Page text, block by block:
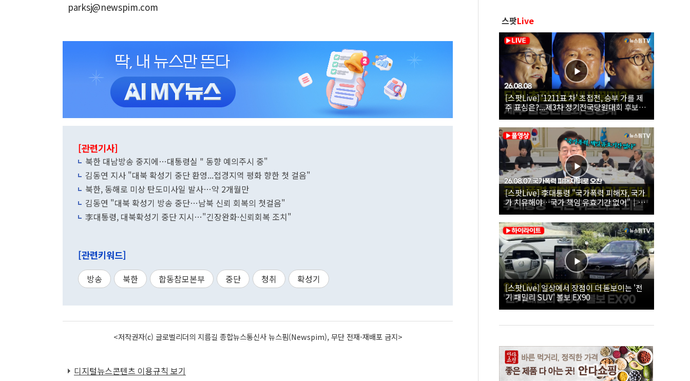
parksj@newspim.com
[관련기사]
북한 대남방송 중지에…대통령실 " 동향 예의주시 중"
김동연 지사 "대북 확성기 중단 환영...접경지역 평화 향한 첫 걸음"
북한, 동해로 미상 탄도미사일 발사…약 2개월만
김동연 "대북 확성기 방송 중단…남북 신뢰 회복의 첫걸음"
李대통령, 대북확성기 중단 지시…"긴장완화·신뢰회복 조치"
[관련키워드]
방송 북한 합동참모본부 중단 청취 확성기
<저작권자(c) 글로벌리더의 지름길 종합뉴스통신사 뉴스핌(Newspim), 무단 전재-재배포 금지>
디지털뉴스콘텐츠 이용규칙 보기
스팟Live
[스팟Live] ‘1211표 차’ 초접전, 승부 가를 제
주 표심은?...제3차 정기전국당원대회 후보자
제주 합동연설회 생중계 | 26.08.08
[스팟Live] 李대통령 "국가폭력 피해자, 국가
가 치유해야…국가 책임 유효기간 없어"｜
26.08.07 국가폭력 피해자 위로 오찬
[스팟Live] 일상에서 장점이 더 돋보이는 '전
기 패밀리 SUV' 볼보 EX90